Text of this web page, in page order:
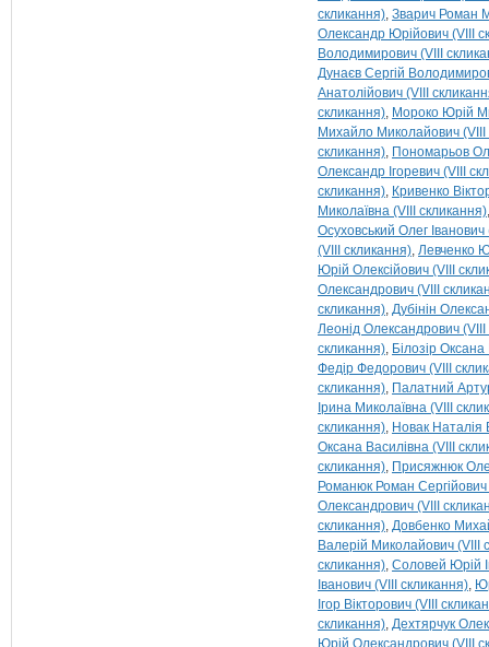
скликання) Зварич Роман
Олександр Юрійович (VIII
Володимирович (VIII
Дунаєв Сергій
Анатолійович (VIII
скликання) Мороко Юрій
Михайло Миколайович (VIII
скликання) Пономарьов
Олександр Ігоревич (VIII
скликання) Кривенко
Миколаївна (VIII скликання)
Осуховський Олег
(VIII скликання) Левченко
Юрій Олексійович (VIII
Олександрович (VIII
скликання) Дубінін
Леонід Олександрович (VIII
скликання) Білозір
Федір Федорович (VIII
скликання) Палатний
Ірина Миколаївна (VIII
скликання) Новак Наталія
Оксана Василівна (VIII
скликання) Присяжнюк
Романюк Роман Сергійович
Олександрович (VIII
скликання) Довбенко
Валерій Миколайович (VIII
скликання) Соловей Юрій
Іванович (VIII скликання)
Ігор Вікторович (VIII
скликання) Дехтярчук
Юрій Олександрович (VIII